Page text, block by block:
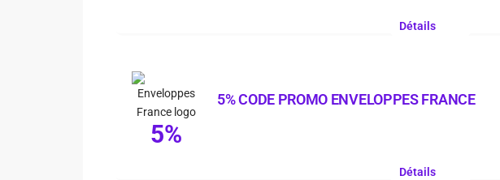
Détails
5%
5% CODE PROMO ENVELOPPES FRANCE
Détails